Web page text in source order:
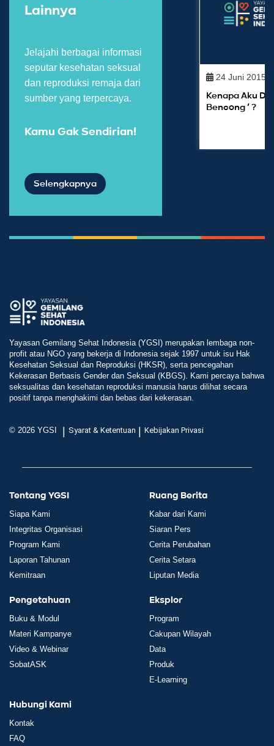
Lainnya
Jelajahi berbagai informasi
seputar kesehatan seksual
dan reproduksi remaja dari
sumber yang terpercaya.
Kamu Gak Sendirian!
Selengkapnya
24 Juni 2015
Kenapa Aku
Bencong ‘ ?
Yayasan Gemilang Sehat Indonesia (YGSI) merupakan lembaga non-
profit atau NGO yang bekerja di Indonesia sejak 1997 untuk isu Hak
Kesehatan Seksual dan Reproduksi (HKSR), serta pencegahan
Kekerasan Berbasis Gender dan Seksual (KBGS). Kami percaya bahwa
seksualitas dan kesehatan reproduksi manusia harus dilihat secara
positif tanpa menghakimi dan bebas dari kekerasan.
© 2026 YGSI | Syarat & Ketentuan | Kebijakan Privasi
Tentang YGSI
Siapa Kami
Integritas Organisasi
Program Kami
Laporan Tahunan
Kemitraan
Ruang Berita
Kabar dari Kami
Siaran Pers
Cerita Perubahan
Cerita Setara
Liputan Media
Pengetahuan
Buku & Modul
Materi Kampanye
Video & Webinar
SobatASK
Eksplor
Program
Cakupan Wilayah
Data
Produk
E-Learning
Hubungi Kami
Kontak
FAQ